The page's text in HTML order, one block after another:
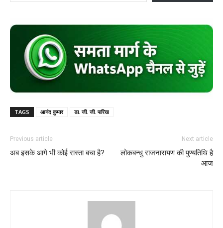
TAGS आनंद कुमार डा. जी. जी. पारिख
Previous article
अब इसके आगे भी कोई रास्ता बचा है?
Next article
लोकबन्धु राजनारायण की पुण्यतिथि है
आज